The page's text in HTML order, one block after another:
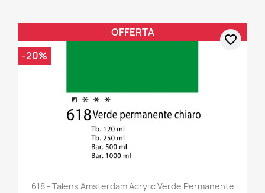
618 - Talens Amsterdam Acrylic Verde Permanente
OFFERTA
-20%
favorite_border